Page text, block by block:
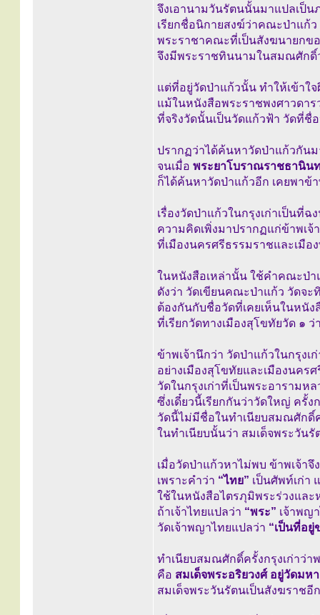
จึงเอานามวันรัตนนั้นมาแปลเป็น
เรียกชื่อนิกายสงฆ์ว่าคณะป่าแก้ว
พระราชาคณะที่เป็นสังฆนายกข
จึงมีพระราชทินนามในสมณศัก
แต่ที่อยู่วัดป่าแก้วนั้น ทำให้เข้าใจ
แม้ในหนังสือพระราชพงศาวดาร
ที่จริงวัดนั้นเป็นวัดแก้วฟ้า วัดที่ชื่
ปรากฏว่าได้ค้นหาวัดป่าแก้วกัน
จนเมื่อ พระยาโบราณราชธานิน
ก็ได้ค้นหาวัดป่าแก้วอีก เคยพาข้
เรื่องวัดป่าแก้วในกรุงเก่าเป็นที่ฉ
ความคิดเพิ่งมาปรากฏแก่ข้าพเจ้
ที่เมืองนครศรีธรรมราชและเมือ
ในหนังสือเหล่านั้น ใช้คำคณะป่า
ดังว่า วัดเขียนคณะป่าแก้ว วัดจ
ต้องกันกับชื่อวัดที่เคยเห็นในหนัง
ที่เรียกวัดทางเมืองสุโขทัยวัด ๑
ข้าพเจ้านึกว่า วัดป่าแก้วในกรุงเ
อย่างเมืองสุโขทัยและเมืองนคร
วัดในกรุงเก่าที่เป็นพระอารามห
ซึ่งเดี๋ยวนี้เรียกกันว่าวัดใหญ่ ครั้ง
วัดนี้ไม่มีชื่อในทำเนียบสมณศักดิ์ค
ในทำเนียบนั้นว่า สมเด็จพระวัน
เมื่อวัดป่าแก้วหาไม่พบ ข้าพเจ้าจึ
เพราะคำว่า “ไทย” เป็นศัพท์เก่า
ใช้ในหนังสือไตรภุมิพระร่วงแล
ถ้าเจ้าไทยแปลว่า “พระ” เจ้าพญ
วัดเจ้าพญาไทยแปลว่า “เป็นที่อยู่
ทำเนียบสมณศักดิ์ครั้งกรุงเก่าว่า
คือ สมเด็จพระอริยวงศ์ อยู่วัดมห
สมเด็จพระวันรัตนเป็นสังฆราชอี